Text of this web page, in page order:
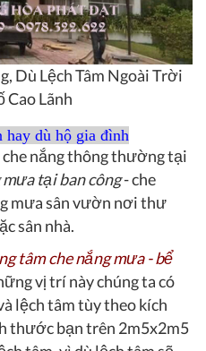
Dù Lệch Tâm Ngoài Trời
Cao Lãnh
hay dù hộ gia đình
che nắng thông thường tại
mưa tại ban công- che
mưa sân vườn nơi thư
sân nhà.
tâm che nắng mưa - bể
vị trí này chúng ta có
lệch tâm tùy theo kích
thước bạn trên 2m5x2m5